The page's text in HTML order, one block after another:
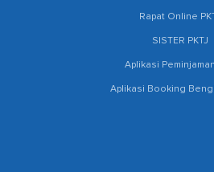
Rapat Online
SISTER PKTJ
Aplikasi
Aplikasi Booking